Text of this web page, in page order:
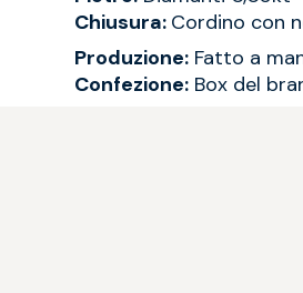
Chiusura: Cordino con
Produzione: Fatto a
Confezione: Box del